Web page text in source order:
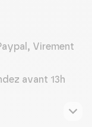
Virement
avant 13h